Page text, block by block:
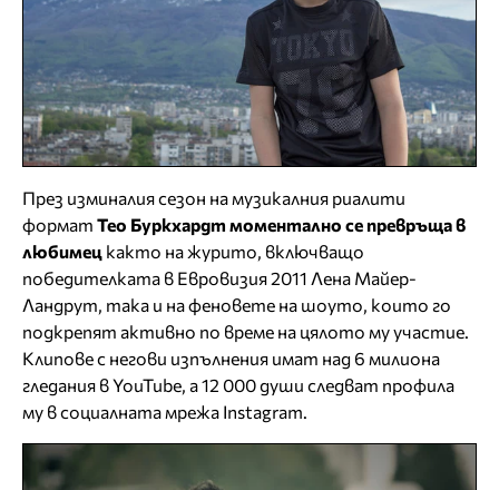
През изминалия сезон на музикалния риалити
формат Тео Буркхардт моментално се превръща в
любимец както на журито, включващо
победителката в Евровизия 2011 Лена Майер-
Ландрут, така и на феновете на шоуто, които го
подкрепят активно по време на цялото му участие.
Kлипове с негови изпълнения имат над 6 милиона
гледания в YouTube, а 12 000 души следват профила
му в социалната мрежа Instagram.